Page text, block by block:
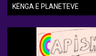
KËNGA E PLANETEVE